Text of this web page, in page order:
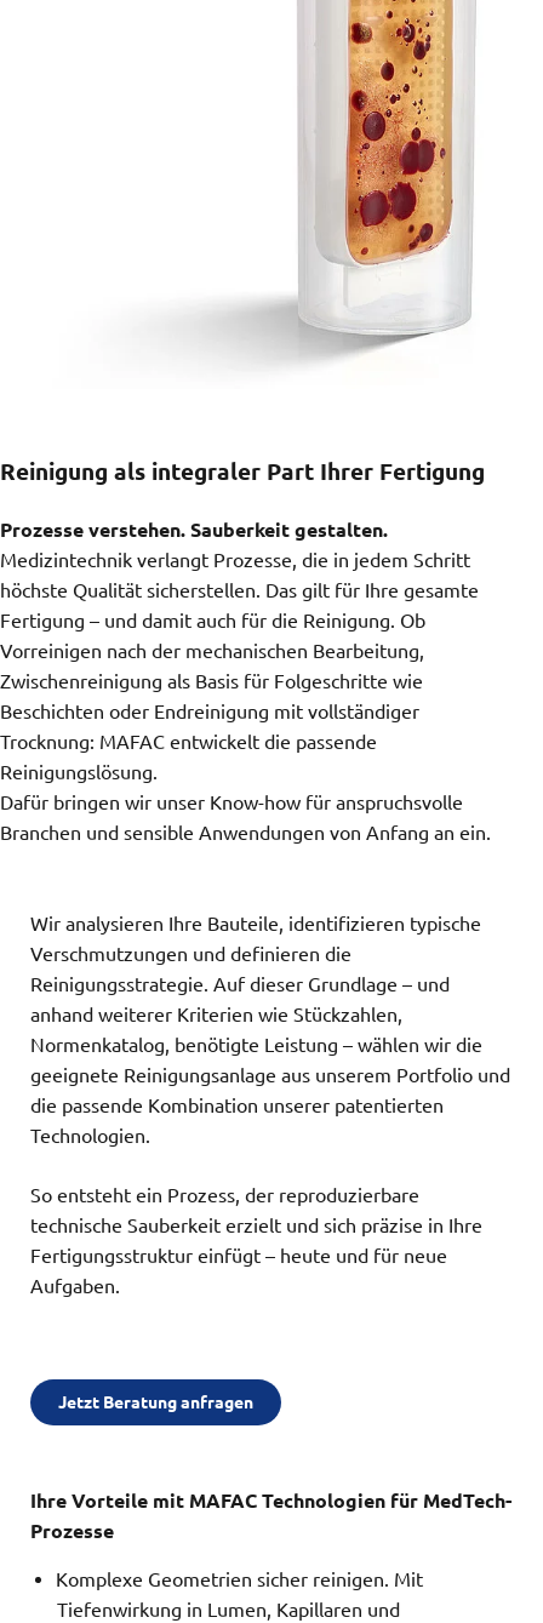
Reinigung als integraler Part Ihrer Fertigung
Prozesse verstehen. Sauberkeit gestalten.
Medizintechnik verlangt Prozesse, die in jedem Schritt
höchste Qualität sicherstellen. Das gilt für Ihre gesamte
Fertigung – und damit auch für die Reinigung. Ob
Vorreinigen nach der mechanischen Bearbeitung,
Zwischenreinigung als Basis für Folgeschritte wie
Beschichten oder Endreinigung mit vollständiger
Trocknung: MAFAC entwickelt die passende
Reinigungslösung.
Dafür bringen wir unser Know-how für anspruchsvolle
Branchen und sensible Anwendungen von Anfang an ein.
Wir analysieren Ihre Bauteile, identifizieren typische
Verschmutzungen und definieren die
Reinigungsstrategie. Auf dieser Grundlage – und
anhand weiterer Kriterien wie Stückzahlen,
Normenkatalog, benötigte Leistung – wählen wir die
geeignete Reinigungsanlage aus unserem Portfolio und
die passende Kombination unserer patentierten
Technologien.
So entsteht ein Prozess, der reproduzierbare
technische Sauberkeit erzielt und sich präzise in Ihre
Fertigungsstruktur einfügt – heute und für neue
Aufgaben.
Jetzt Beratung anfragen
Ihre Vorteile mit MAFAC Technologien für MedTech-
Prozesse
Komplexe Geometrien sicher reinigen. Mit
Tiefenwirkung in Lumen, Kapillaren und